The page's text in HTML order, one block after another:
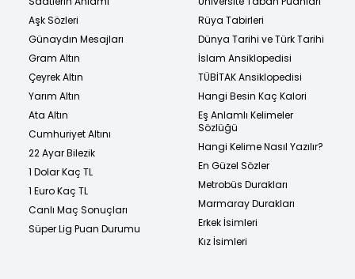
Aşk Sözleri
Günaydın Mesajları
Gram Altın
Çeyrek Altın
Yarım Altın
Ata Altın
Cumhuriyet Altını
22 Ayar Bilezik
1 Dolar Kaç TL
1 Euro Kaç TL
Canlı Maç Sonuçları
Süper Lig Puan Durumu
Rüya Tabirleri
Dünya Tarihi ve Türk Tarihi
İslam Ansiklopedisi
TÜBİTAK Ansiklopedisi
Hangi Besin Kaç Kalori
Eş Anlamlı Kelimeler
Sözlüğü
Hangi Kelime Nasıl Yazılır?
En Güzel Sözler
Metrobüs Durakları
Marmaray Durakları
Erkek İsimleri
Kız İsimleri